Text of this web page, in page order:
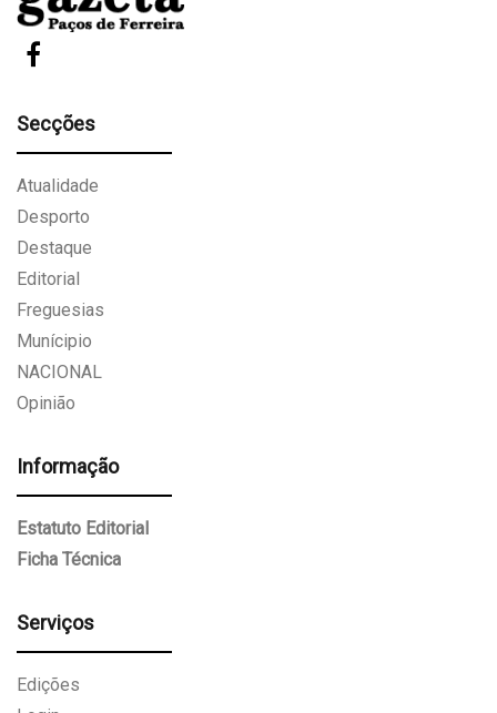
Secções
Atualidade
Desporto
Destaque
Editorial
Freguesias
Munícipio
NACIONAL
Opinião
Informação
Estatuto Editorial
Ficha Técnica
Serviços
Edições